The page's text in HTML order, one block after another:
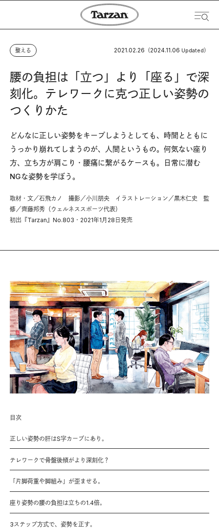
整える 2021.02.26 （2024.11.06 Updated）
腰の負担は「立つ」より「座る」で深
刻化。テレワークに克つ正しい姿勢の
つくりかた
どんなに正しい姿勢をキープしようとしても、時間とともに
うっかり崩れてしまうのが、人間というもの。何気ない座り
方、立ち方が肩こり・腰痛に繋がるケースも。日常に潜む
NGな姿勢を学ぼう。
取材・文／石飛カノ 撮影／小川朋央 イラストレーション／黒木仁史 監
修／齊藤邦秀（ウェルネススポーツ代表）
初出『Tarzan』No.803・2021年1月28日発売
目次
正しい姿勢の肝はS字カーブにあり。
テレワークで骨盤後傾がより深刻化？
「片脚荷重や脚組み」が歪ませる。
座り姿勢の腰の負担は立ちの1.4倍。
3ステップ方式で、姿勢を正す。